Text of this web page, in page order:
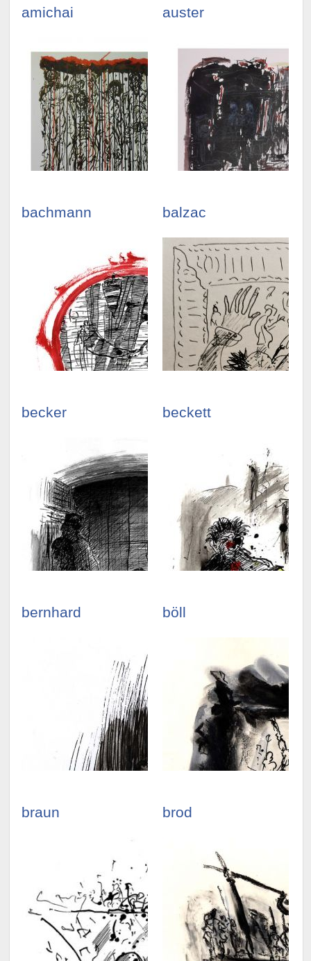
amichai
illustrationen
ansehen »
auster
illustrationen
ansehen »
bachmann
illustrationen
balzac
illustrationen
becker beckett
bernhard böll
braun brod